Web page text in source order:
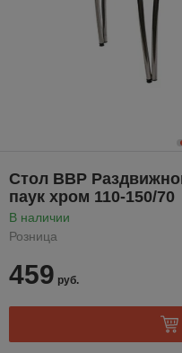
Стол ВВР
паук хром 110-150/70
В наличии
Розница
459 руб.